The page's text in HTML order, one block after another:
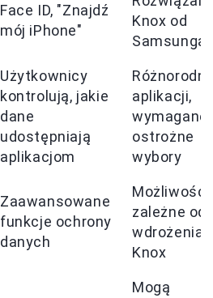
Face ID, "Znajdź
mój iPhone"
Knox od
Samsunga
Użytkownicy
kontrolują, jakie
dane
udostępniają
aplikacjom
aplikacji,
wymagane
ostrożne
wybory
Zaawansowane
funkcje ochrony
danych
Możliwości
zależne od
wdrożenia
Knox
Mogą